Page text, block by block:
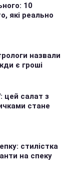
10
які реально
назвали
є гроші
цей салат з
стане
стилістка
на спеку